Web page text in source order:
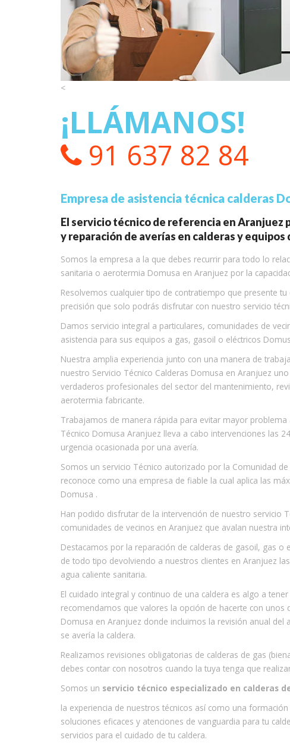
<
¡LLÁMANOS!
91 637 82 84
Empresa de asistencia técnica calderas
El servicio técnico de referencia en
y reparación de averías en calderas y
Somos la empresa a la que debes recurrir para todo lo
sanitaria o aerotermia Domusa en Aranjuez por la
Resolvemos cualquier tipo de contratiempo que presente
precisión que solo podrás disfrutar con nuestro servicio
Damos servicio integral a particulares, comunidades de
asistencia para sus equipos a gas, gasoil o eléctricos
Nuestra amplia experiencia junto con una manera de
nuestro Servicio Técnico Calderas Domusa en Aranjuez
verdaderos profesionales del sector del mantenimiento,
aerotermia fabricante.
Trabajamos de manera rápida para evitar mayor
Técnico Domusa Aranjuez lleva a cabo intervenciones las
urgencia ocasionada por una avería.
Somos un servicio Técnico autorizado por la Comunidad
reconoce como una empresa de fiable la cual aplica las
Domusa .
Han podido disfrutar de la intervención de nuestro servicio
comunidades de vecinos en Aranjuez que avalan nuestra
Destacamos por la reparación de calderas de gasoil, gas
de todo tipo devolviendo a nuestros clientes en Aranjuez
agua caliente sanitaria.
El cuidado integral y continuo de una caldera es algo a
recomendamos que valores la opción de hacerte con
Domusa en Aranjuez donde incluimos la revisión anual
se avería la caldera.
Realizamos revisiones obligatorias de calderas de gas
debes contar con nosotros cuando la tuya tenga que
Somos un servicio técnico especializado en calderas
la experiencia de nuestros técnicos así como una
soluciones eficaces y atenciones de vanguardia para tu
servicios para el cuidado de tu caldera.